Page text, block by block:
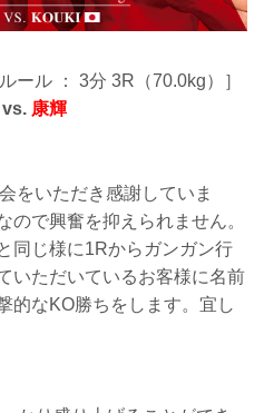
ール ： 3分 3R（70.0kg）］
康輝
をいただき感謝していま
ので興奮を抑えられません。
同じ様に1Rからガンガン行
いただいているお客様に名前
的なKO勝ちをします。宜し